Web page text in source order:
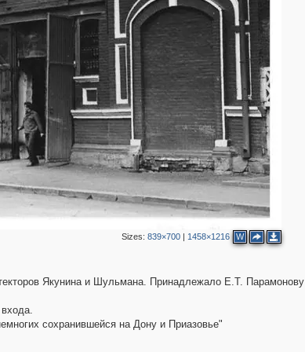
Sizes:839×700 | 1458×1216 W
Якунина и Шульмана. Принадлежало Е.Т. Парамонову
сохранившейся на Дону и Приазовье"